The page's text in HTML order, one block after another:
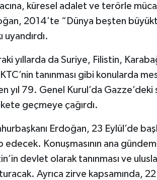
küresel adalet ve terörle
2014’te “Dünya beşten
uyandırdı.
yıllarda da Suriye, Filistin,
tanınması gibi konularda
yıl 79. Genel Kurul’da Gazze’deki
geçmeye çağırdı.
Erdoğan, 23 Eylül’de
edecek. Konuşmasının ana
devlet olarak tanınması ve
Ayrıca zirve kapsamında,